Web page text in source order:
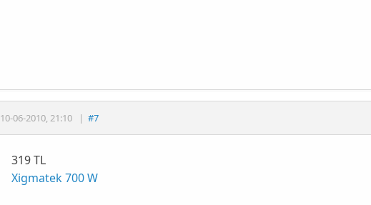
10-06-2010,21:10 | #7
319 TL
Xigmatek 700 W